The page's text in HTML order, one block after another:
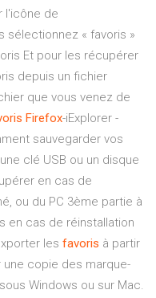
l'icône de
sélectionnez « favoris »
Et pour les récupérer
depuis un fichier
que vous venez de
Firefox-iExplorer -
sauvegarder vos
clé USB ou un disque
en cas de
ou du PC 3ème partie à
en cas de réinstallation
les favoris à partir
copie des marque-
Windows ou sur Mac.